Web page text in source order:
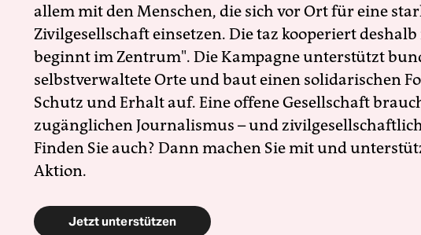
allem mit den Menschen, die sich vor Ort für eine
Zivilgesellschaft einsetzen. Die taz kooperiert
beginnt im Zentrum". Die Kampagne unterstützt
selbstverwaltete Orte und baut einen solidarischen
Schutz und Erhalt auf. Eine offene Gesellschaft
zugänglichen Journalismus – und
Finden Sie auch? Dann machen Sie mit und
Aktion.
Jetzt unterstützen